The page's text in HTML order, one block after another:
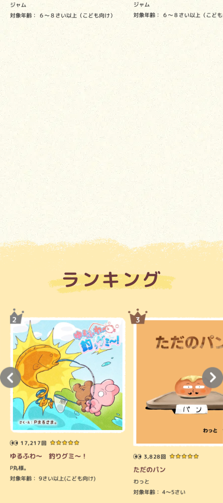
ジャム
対象年齢： ６～８さい以上（こども向け）
ジャム
対象年齢： ６～８さい以上（こど
ランキング
17,217回
ゆるふわ～ 釣りグミ～！
P丸様。
対象年齢： 9さい以上(こども向け)
3,828回
ただのパン
わっと
対象年齢：4～5さい